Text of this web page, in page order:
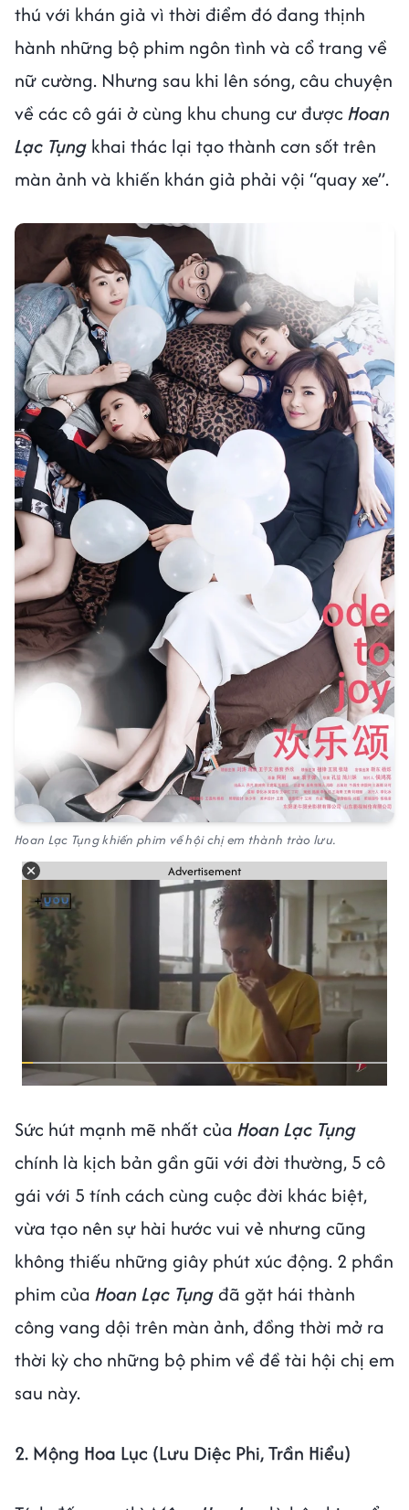
thú với khán giả vì thời điểm đó đang thịnh
hành những bộ phim ngôn tình và cổ trang về
nữ cường. Nhưng sau khi lên sóng, câu chuyện
về các cô gái ở cùng khu chung cư được Hoan
Lạc Tụng khai thác lại tạo thành cơn sốt trên
màn ảnh và khiến khán giả phải vội “quay xe”.
Hoan Lạc Tụng khiến phim về hội chị em thành trào lưu.
Advertisement
Sức hút mạnh mẽ nhất của Hoan Lạc Tụng
chính là kịch bản gần gũi với đời thường, 5 cô
gái với 5 tính cách cùng cuộc đời khác biệt,
vừa tạo nên sự hài hước vui vẻ nhưng cũng
không thiếu những giây phút xúc động. 2 phần
phim của Hoan Lạc Tụngđã gặt hái thành
công vang dội trên màn ảnh, đồng thời mở ra
thời kỳ cho những bộ phim về đề tài hội chị em
sau này.
2. Mộng Hoa Lục (Lưu Diệc Phi, Trần Hiểu)